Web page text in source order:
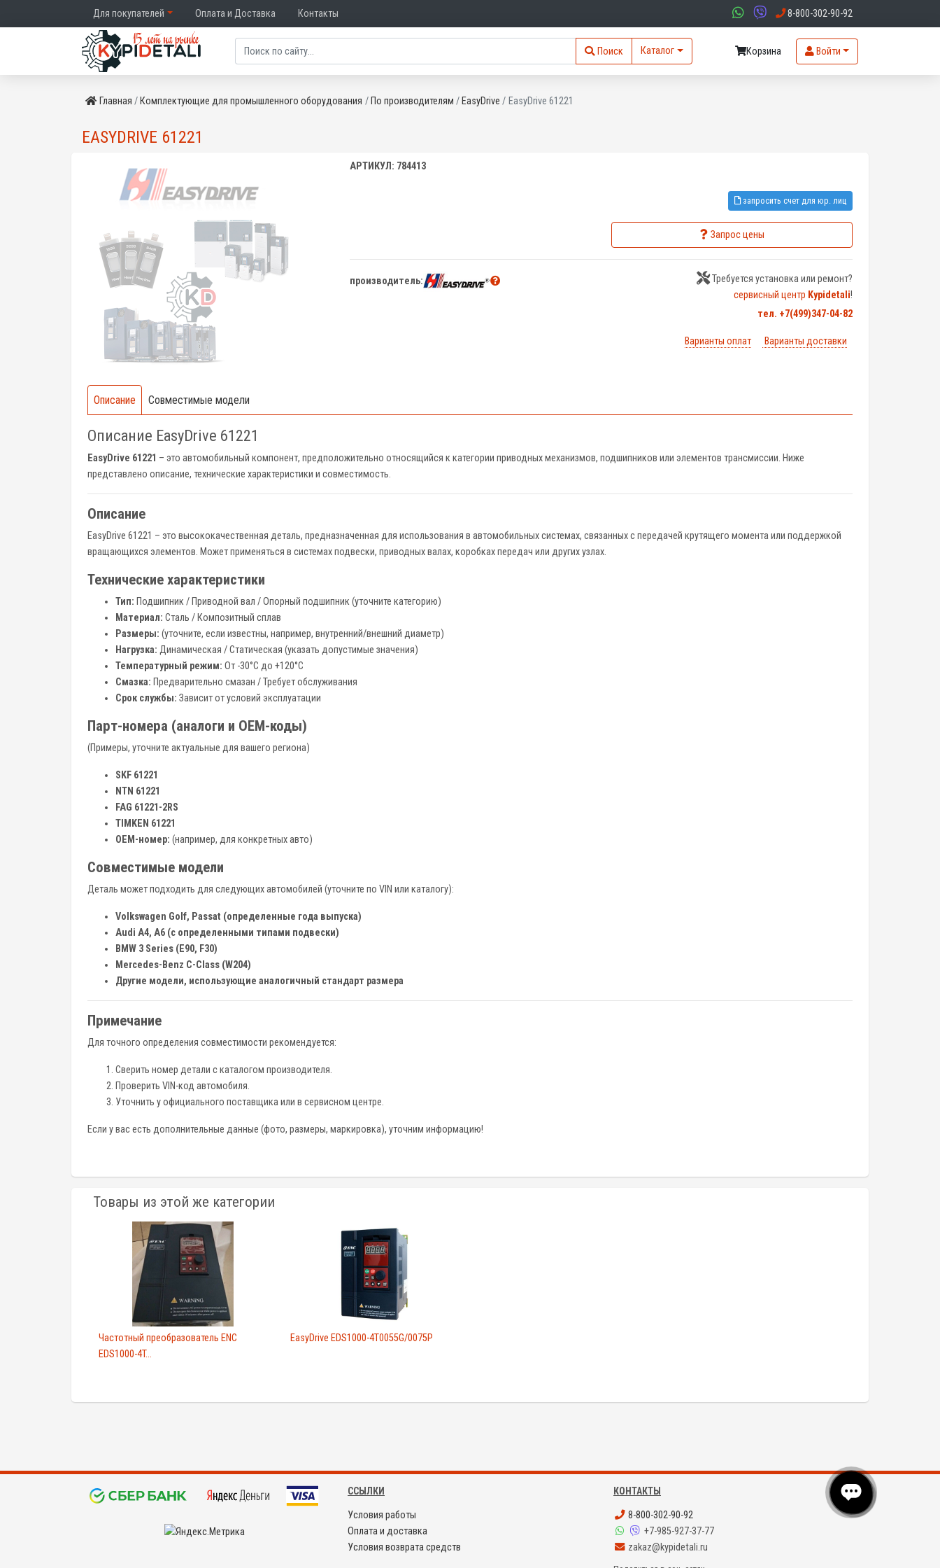
Для покупателей Оплата и Доставка Контакты 8-800-302-90-92
Поиск Каталог Корзина Войти
Главная Комплектующие для промышленного оборудования По производителям EasyDrive EasyDrive 61221
EASYDRIVE 61221
АРТИКУЛ: 784413
запросить счет для юр. лиц
Запрос цены
производитель:
Требуется установка или ремонт?
сервисный центр Kypidetali!
тел. +7(499)347-04-82
Варианты оплат Варианты доставки
Описание Совместимые модели
Описание EasyDrive 61221
EasyDrive 61221 – это автомобильный компонент, предположительно относящийся к категории приводных механизмов, подшипников или элементов трансмиссии. Ниже
представлено описание, технические характеристики и совместимость.
Описание
EasyDrive 61221 – это высококачественная деталь, предназначенная для использования в автомобильных системах, связанных с передачей крутящего момента или поддержкой
вращающихся элементов. Может применяться в системах подвески, приводных валах, коробках передач или других узлах.
Технические характеристики
Тип: Подшипник / Приводной вал / Опорный подшипник (уточните категорию)
Материал: Сталь / Композитный сплав
Размеры: (уточните, если известны, например, внутренний/внешний диаметр)
Нагрузка: Динамическая / Статическая (указать допустимые значения)
Температурный режим: От -30°C до +120°C
Смазка: Предварительно смазан / Требует обслуживания
Срок службы: Зависит от условий эксплуатации
Парт-номера (аналоги и OEM-коды)
(Примеры, уточните актуальные для вашего региона)
SKF 61221
NTN 61221
FAG 61221-2RS
TIMKEN 61221
OEM-номер: (например, для конкретных авто)
Совместимые модели
Деталь может подходить для следующих автомобилей (уточните по VIN или каталогу):
Volkswagen Golf, Passat (определенные года выпуска)
Audi A4, A6 (с определенными типами подвески)
BMW 3 Series (E90, F30)
Mercedes-Benz C-Class (W204)
Другие модели, использующие аналогичный стандарт размера
Примечание
Для точного определения совместимости рекомендуется:
Сверить номер детали с каталогом производителя.
Проверить VIN-код автомобиля.
Уточнить у официального поставщика или в сервисном центре.
Если у вас есть дополнительные данные (фото, размеры, маркировка), уточним информацию!
Товары из этой же категории
Частотный преобразователь ENC
EDS1000-4T...
EasyDrive EDS1000-4T0055G/0075P
ССЫЛКИ
Условия работы
Оплата и доставка
Условия возврата средств
КОНТАКТЫ
8-800-302-90-92
+7-985-927-37-77
zakaz@kypidetali.ru